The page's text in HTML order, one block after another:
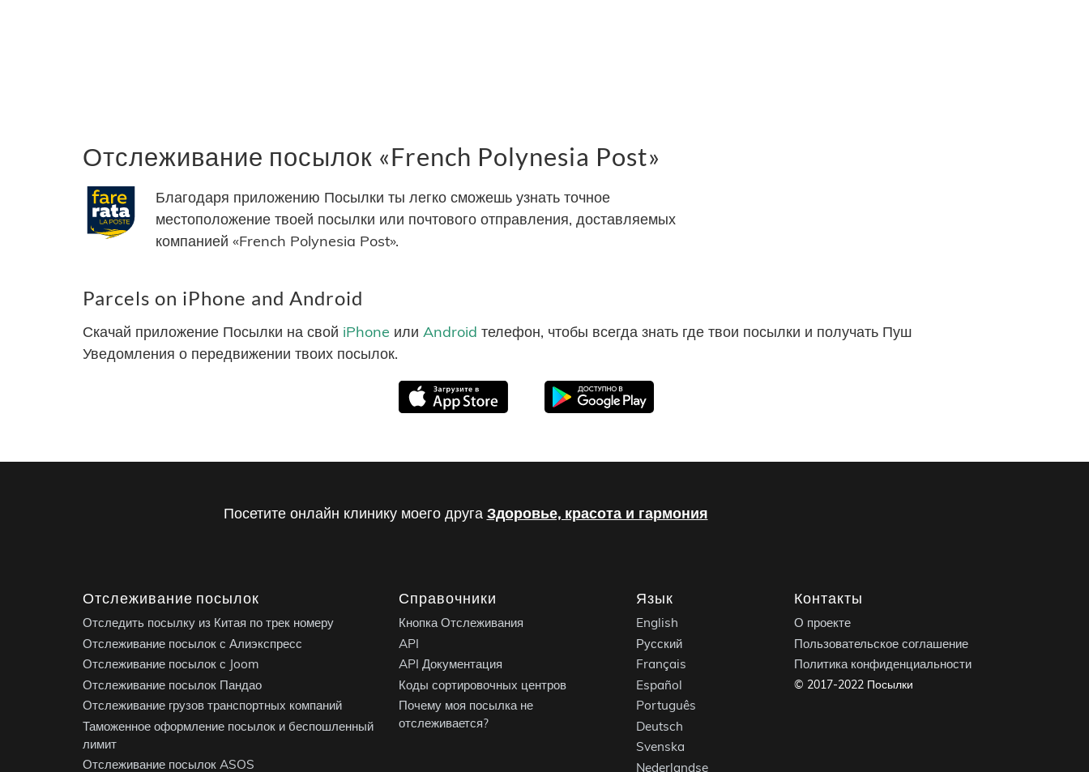
Отслеживание посылок «French Polynesia Post»
Благодаря приложению Посылки ты легко сможешь узнать точное
местоположение твоей посылки или почтового отправления, доставляемых
компанией «French Polynesia Post».
Parcels on iPhone and Android
Скачай приложение Посылки на свой iPhone или Android телефон, чтобы всегда знать где твои посылки и получать Пуш
Уведомления о передвижении твоих посылок.
Посетите онлайн клинику моего друга Здоровье, красота и гармония
Отслеживание посылок
Отследить посылку из Китая по трек номеру
Отслеживание посылок с Алиэкспресс
Отслеживание посылок с Joom
Отслеживание посылок Пандао
Отслеживание грузов транспортных компаний
Таможенное оформление посылок и беспошленный
лимит
Отслеживание посылок ASOS
Справочники
Кнопка Отслеживания
API
API Документация
Коды сортировочных центров
Почему моя посылка не
отслеживается?
Язык
English
Русский
Français
Español
Português
Deutsch
Svenska
Nederlandse
Контакты
О проекте
Пользовательское соглашение
Политика конфиденциальности
© 2017-2022 Посылки